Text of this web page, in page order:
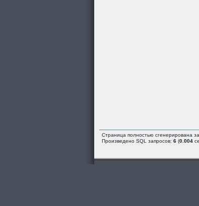
Страница полностью сгенерирована за
Произведено SQL запросов: 6 (0.004